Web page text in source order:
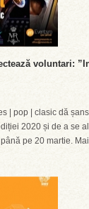
voluntari:
| pop | clasic dă
2020 și de a se
pe 20 martie.